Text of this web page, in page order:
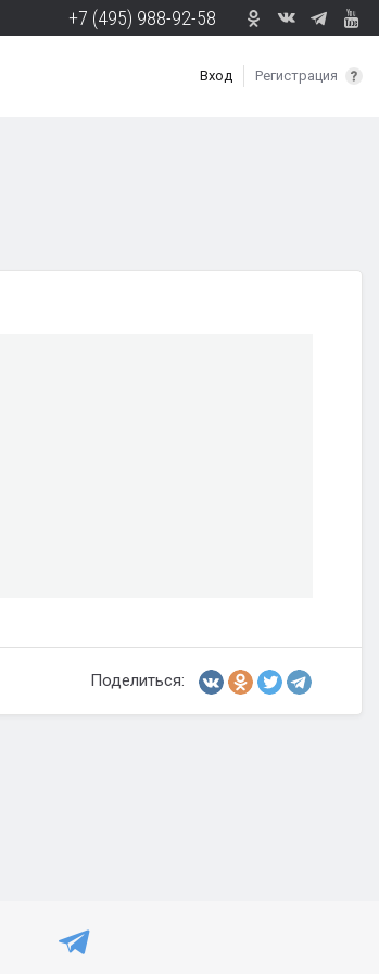
+7 (495) 988-92-58
Вход Регистрация
Поделиться: